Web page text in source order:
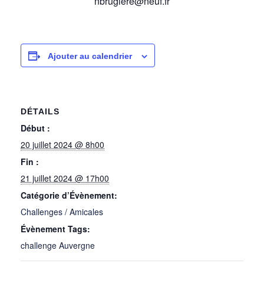
Ajouter au calendrier
DÉTAILS
Début :
20 juillet 2024 @ 8h00
Fin :
21 juillet 2024 @ 17h00
Catégorie d’Évènement:
Challenges / Amicales
Évènement Tags:
challenge Auvergne